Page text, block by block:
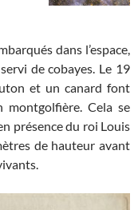
dans l’espace,
de cobayes. Le 19
et un canard font
montgolfière. Cela se
présence du roi Louis
de hauteur avant